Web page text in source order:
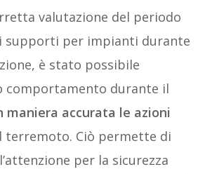
valutazione del periodo
supporti per impianti durante
è stato possibile
comportamento durante il
maniera accurata le azioni
terremoto. Ciò permette di
per la sicurezza